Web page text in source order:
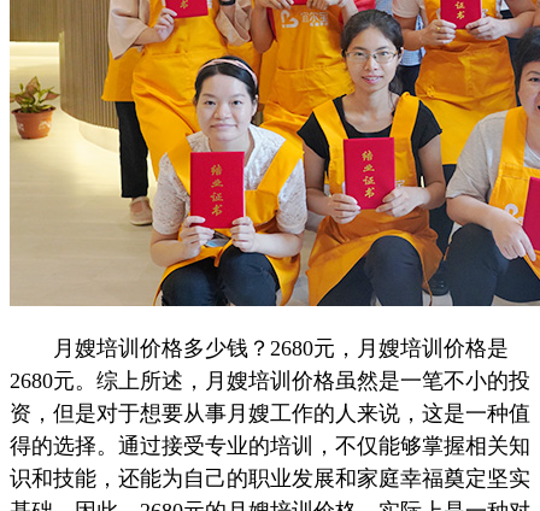
月嫂培训价格多少钱？2680元，月嫂培训价格是
2680元。综上所述，月嫂培训价格虽然是一笔不小的投
资，但是对于想要从事月嫂工作的人来说，这是一种值
得的选择。通过接受专业的培训，不仅能够掌握相关知
识和技能，还能为自己的职业发展和家庭幸福奠定坚实